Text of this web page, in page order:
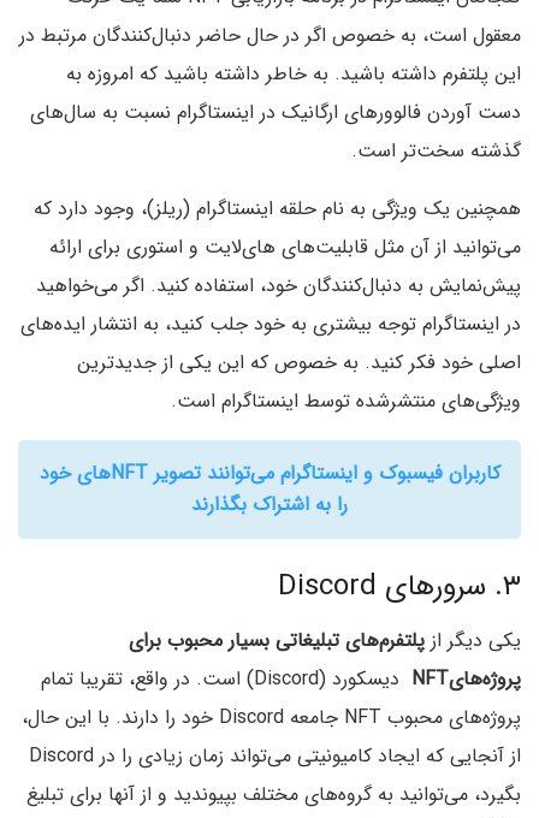
معقول است، به خصوص اگر در حال حاضر دنبال‌کنندگان مرتبط در
این پلتفرم داشته باشید. به خاطر داشته باشید که امروزه به
دست آوردن فالوورهای ارگانیک در اینستاگرام نسبت به سال‌های
گذشته سخت‌تر است.
همچنین یک ویژگی به نام حلقه‌ اینستاگرام (ریلز)، وجود دارد که
می‌توانید از آن مثل قابلیت‌های های‌لایت و استوری‌ برای ارائه
پیش‌نمایش به دنبال‌کنندگان خود، استفاده کنید. اگر می‌خواهید
در اینستاگرام توجه بیشتری به خود جلب کنید، به انتشار ایده‌های
اصلی خود فکر کنید. به خصوص که این یکی از جدیدترین
ویژگی‌های منتشرشده توسط اینستاگرام است.
کاربران فیسبوک و اینستاگرام می‌توانند تصویر NFT‌های خود
را به اشتراک بگذارند
۳. سرورهای Discord
یکی دیگر از پلتفرم‌های تبلیغاتی بسیار محبوب برای
پروژه‌هایNFT
دیسکورد (Discord) است. در واقع، تقریبا تمام
پروژه‌های محبوب NFT جامعه Discord خود را دارند. با این حال،
از آنجایی که ایجاد کامیونیتی می‌تواند زمان زیادی را در Discord
بگیرد، می‌توانید به گروه‌های مختلف بپیوندید و از آنها برای تبلیغ